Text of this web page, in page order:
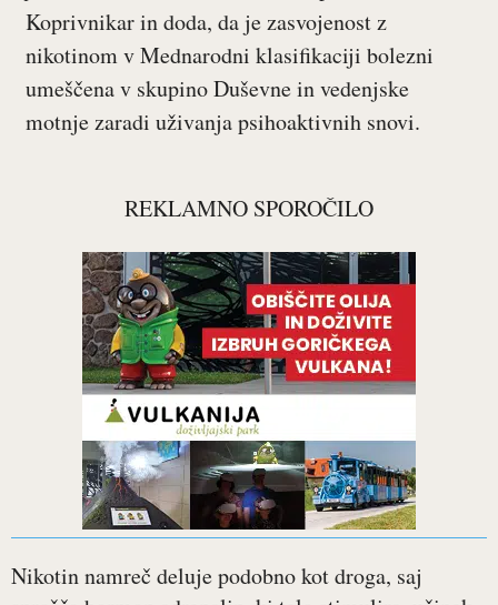
Koprivnikar in doda, da je zasvojenost z
nikotinom v Mednarodni klasifikaciji bolezni
umeščena v skupino Duševne in vedenjske
motnje zaradi uživanja psihoaktivnih snovi.
REKLAMNO SPOROČILO
Nikotin namreč deluje podobno kot droga, saj